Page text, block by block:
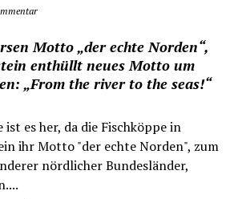
Motto „der echte Norden“,
enthüllt neues Motto um
„From the river to the seas!“
es her, da die Fischköppe in
ihr Motto "der echte Norden", zum
nördlicher Bundesländer,